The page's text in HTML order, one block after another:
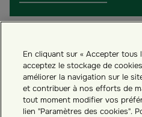
Comprendre l'épargne salariale
En cliquant sur « Accepter tous
acceptez le stockage de
améliorer la navigation sur le
et contribuer à nos efforts de
tout moment modifier vos
lien "Paramètres des cookies".